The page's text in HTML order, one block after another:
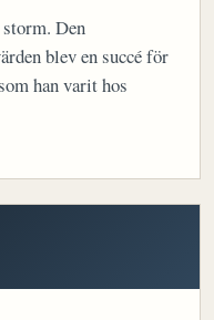
Den
blev en succé för
han varit hos